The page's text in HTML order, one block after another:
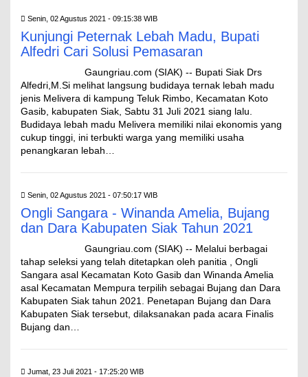
Senin, 02 Agustus 2021 - 09:15:38 WIB
Kunjungi Peternak Lebah Madu, Bupati
Alfedri Cari Solusi Pemasaran
Gaungriau.com (SIAK) -- Bupati Siak Drs
Alfedri,M.Si melihat langsung budidaya ternak lebah madu
jenis Melivera di kampung Teluk Rimbo, Kecamatan Koto
Gasib, kabupaten Siak, Sabtu 31 Juli 2021 siang lalu.
Budidaya lebah madu Melivera memiliki nilai ekonomis yang
cukup tinggi, ini terbukti warga yang memiliki usaha
penangkaran lebah…
Senin, 02 Agustus 2021 - 07:50:17 WIB
Ongli Sangara - Winanda Amelia, Bujang
dan Dara Kabupaten Siak Tahun 2021
Gaungriau.com (SIAK) -- Melalui berbagai
tahap seleksi yang telah ditetapkan oleh panitia , Ongli
Sangara asal Kecamatan Koto Gasib dan Winanda Amelia
asal Kecamatan Mempura terpilih sebagai Bujang dan Dara
Kabupaten Siak tahun 2021. Penetapan Bujang dan Dara
Kabupaten Siak tersebut, dilaksanakan pada acara Finalis
Bujang dan…
Jumat, 23 Juli 2021 - 17:25:20 WIB